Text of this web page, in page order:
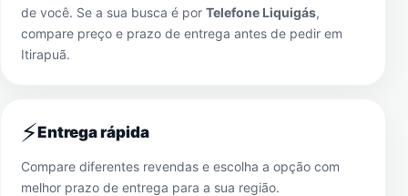
de você. Se a sua busca é por Telefone Liquigás,
compare preço e prazo de entrega antes de pedir em
Itirapuã.
⚡Entrega rápida
Compare diferentes revendas e escolha a opção com
melhor prazo de entrega para a sua região.